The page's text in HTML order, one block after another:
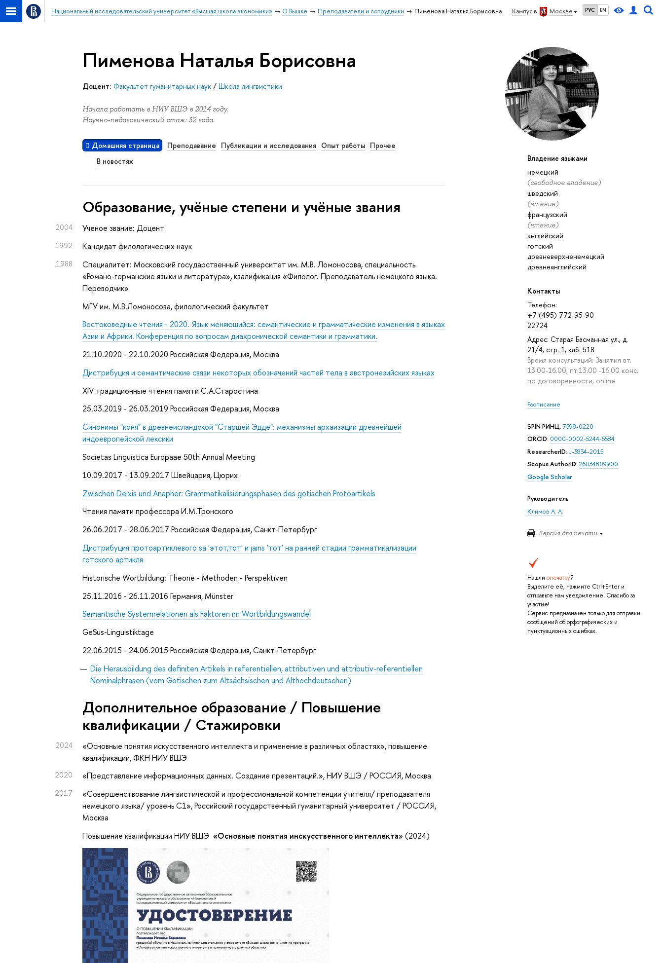
Кампус в Москве РУС EN
Национальный исследовательский университет «Высшая школа экономики» О Вышке Преподаватели и сотрудники Пименова Наталья Борисовна
Владение языками
немецкий
(свободное владение)
шведский
(чтение)
французский
(чтение)
английский
готский
древневерхненемецкий
древнеанглийский
Контакты
Телефон:
+7 (495) 772-95-90
22724
Адрес: Старая Басманная ул., д.
21/4, стр. 1, каб. 518
Время консультаций: Занятия вт.
13.00-16.00, пт.13.00 -16.00 конс.
по договоренности, online
Расписание
SPIN РИНЦ:7598-0220
ORCID: 0000-0002-5244-5584
ResearcherID: J-3834-2015
Scopus AuthorID: 26034809900
Google Scholar
Руководитель
Климов А. А.
Версия для печати
Нашли опечатку?
Выделите её, нажмите Ctrl+Enter и
отправьте нам уведомление. Спасибо за
участие!
Сервис предназначен только для отправки
сообщений об орфографических и
пунктуационных ошибках.
Пименова Наталья Борисовна
Доцент: Факультет гуманитарных наук /Школа лингвистики
Начала работать в НИУ ВШЭ в 2014 году.
Научно-педагогический стаж: 32 года.
Домашняя страница Преподавание Публикации и исследования Опыт работы Прочее
В новостях
Oбразование, учёные степени и учёные звания
2004 Ученое звание: Доцент
1992 Кандидат филологических наук
1988
Специалитет: Московский государственный университет им. М.В. Ломоносова, специальность
«Романо-германские языки и литература», квалификация «Филолог. Преподаватель немецкого языка.
Переводчик»
МГУ им. М.В.Ломоносова, филологический факультет
Востоковедные чтения - 2020. Язык меняющийся: семантические и грамматические изменения в языках
Азии и Африки. Конференция по вопросам диахронической семантики и грамматики.
21.10.2020 - 22.10.2020 Российская Федерация, Москва
Дистрибуция и семантические связи некоторых обозначений частей тела в австронезийских языках
XIV традиционные чтения памяти С.А.Старостина
25.03.2019 - 26.03.2019 Российская Федерация, Москва
Синонимы "коня" в древнеисландской "Старшей Эдде": механизмы архаизации древнейшей
индоевропейской лексики
Societas Linguistica Europaae 50th Annual Meeting
10.09.2017 - 13.09.2017 Швейцария, Цюрих
Zwischen Deixis und Anapher: Grammatikalisierungsphasen des gotischen Protoartikels
Чтения памяти профессора И.М.Тронского
26.06.2017 - 28.06.2017 Российская Федерация, Санкт-Петербург
Дистрибуция протоартиклевого sa 'этот,тот' и jains 'тот' на ранней стадии грамматикализации
готского артикля
Historische Wortbildung: Theorie - Methoden - Perspektiven
25.11.2016 - 26.11.2016 Германия, Münster
Semantische Systemrelationen als Faktoren im Wortbildungswandel
GeSus-Linguistiktage
22.06.2015 - 24.06.2015 Российская Федерация, Санкт-Петербург
Die Herausbildung des definiten Artikels in referentiellen, attributiven und attributiv-referentiellen
Nominalphrasen (vom Gotischen zum Altsächsischen und Althochdeutschen)
Дополнительное образование / Повышение
квалификации / Стажировки
2024 «Основные понятия искусственного интеллекта и применение в различных областях», повышение
квалификации, ФКН НИУ ВШЭ
2020 «Представление информационных данных. Создание презентаций.», НИУ ВШЭ / РОССИЯ, Москва
2017
«Совершенствование лингвистической и профессиональной компетенции учителя/ преподавателя
немецкого языка/ уровень С1», Российский государственный гуманитарный университет / РОССИЯ,
Москва
Повышение квалификации НИУ ВШЭ«Основные понятия инскусственного интеллекта» (2024)